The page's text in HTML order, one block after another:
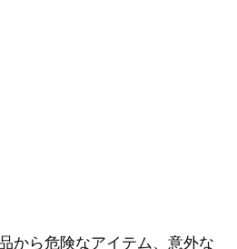
から危険なアイテム、意外な